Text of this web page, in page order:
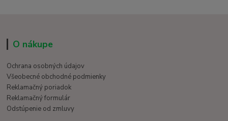
O nákupe
Ochrana osobných údajov
Všeobecné obchodné podmienky
Reklamačný poriadok
Reklamačný formulár
Odstúpenie od zmluvy